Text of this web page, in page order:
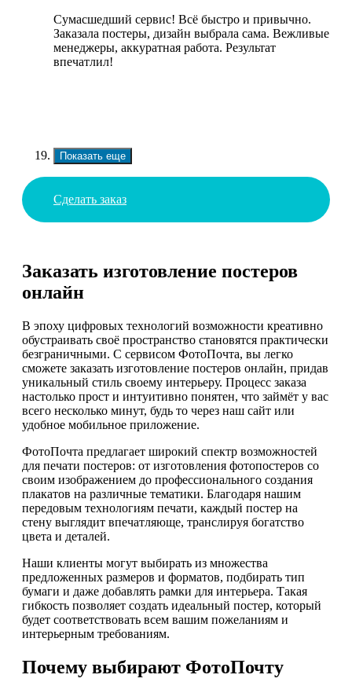
Сумасшедший сервис! Всё быстро и привычно.
Заказала постеры, дизайн выбрала сама. Вежливые
менеджеры, аккуратная работа. Результат
впечатлил!
Показать еще
Сделать заказ
Заказать изготовление постеров
онлайн
В эпоху цифровых технологий возможности креативно
обустраивать своё пространство становятся практически
безграничными. С сервисом ФотоПочта, вы легко
сможете заказать изготовление постеров онлайн, придав
уникальный стиль своему интерьеру. Процесс заказа
настолько прост и интуитивно понятен, что займёт у вас
всего несколько минут, будь то через наш сайт или
удобное мобильное приложение.
ФотоПочта предлагает широкий спектр возможностей
для печати постеров: от изготовления фотопостеров со
своим изображением до профессионального создания
плакатов на различные тематики. Благодаря нашим
передовым технологиям печати, каждый постер на
стену выглядит впечатляюще, транслируя богатство
цвета и деталей.
Наши клиенты могут выбирать из множества
предложенных размеров и форматов, подбирать тип
бумаги и даже добавлять рамки для интерьера. Такая
гибкость позволяет создать идеальный постер, который
будет соответствовать всем вашим пожеланиям и
интерьерным требованиям.
Почему выбирают ФотоПочту